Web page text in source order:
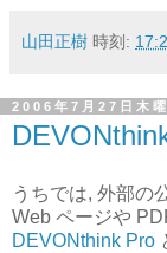
山田正樹 時刻:
2006年7月27日木曜
うちでは, 外部の
Web ページや
DEVONthink Pro